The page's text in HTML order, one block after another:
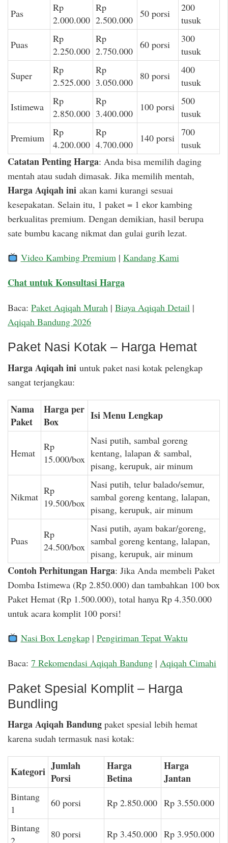
Pas
Rp
2.000.000
Rp
2.500.000
50 porsi
200
tusuk
Puas
Rp
2.250.000
Rp
2.750.000
60 porsi
300
tusuk
Super
Rp
2.525.000
Rp
3.050.000
80 porsi
400
tusuk
Istimewa
Rp
2.850.000
Rp
3.400.000
100 porsi 500
tusuk
Premium
Rp
4.200.000
Rp
4.700.000
140 porsi 700
tusuk
Catatan Penting Harga: Anda bisa memilih daging
mentah atau sudah dimasak. Jika memilih mentah,
Harga Aqiqah ini akan kami kurangi sesuai
kesepakatan. Selain itu, 1 paket = 1 ekor kambing
berkualitas premium. Dengan demikian, hasil berupa
sate bumbu kacang nikmat dan gulai gurih lezat.
Video Kambing Premium| Kandang Kami
Chat untuk Konsultasi Harga
Baca: Paket Aqiqah Murah | Biaya Aqiqah Detail |
Aqiqah Bandung 2026
Paket Nasi Kotak – Harga Hemat
Harga Aqiqah ini untuk paket nasi kotak pelengkap
sangat terjangkau:
Nama
Paket
Harga per
Box
Isi Menu Lengkap
Hemat
Rp
15.000/box
Nasi putih, sambal goreng
kentang, lalapan & sambal,
pisang, kerupuk, air minum
Nikmat
Rp
19.500/box
Nasi putih, telur balado/semur,
sambal goreng kentang, lalapan,
pisang, kerupuk, air minum
Puas
Rp
24.500/box
Nasi putih, ayam bakar/goreng,
sambal goreng kentang, lalapan,
pisang, kerupuk, air minum
Contoh Perhitungan Harga: Jika Anda membeli Paket
Domba Istimewa (Rp 2.850.000) dan tambahkan 100 box
Paket Hemat (Rp 1.500.000), total hanya Rp 4.350.000
untuk acara komplit 100 porsi!
Nasi Box Lengkap| Pengiriman Tepat Waktu
Baca: 7 Rekomendasi Aqiqah Bandung | Aqiqah Cimahi
Paket Spesial Komplit – Harga
Bundling
Harga Aqiqah Bandung paket spesial lebih hemat
karena sudah termasuk nasi kotak:
Kategori Jumlah
Porsi
Harga
Betina
Harga
Jantan
Bintang
1
60 porsi Rp 2.850.000 Rp 3.550.000
Bintang
2
80 porsi Rp 3.450.000 Rp 3.950.000